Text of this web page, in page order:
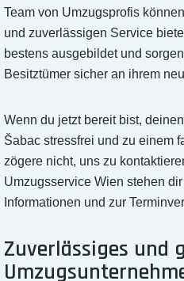
Team von Umzugsprofis
und zuverlässigen Service
bestens ausgebildet und
Besitztümer sicher an ihrem
Wenn du jetzt bereit bist,
Šabac stressfrei und zu einem
zögere nicht, uns zu
Umzugsservice Wien stehen
Informationen und zur
Zuverlässiges und